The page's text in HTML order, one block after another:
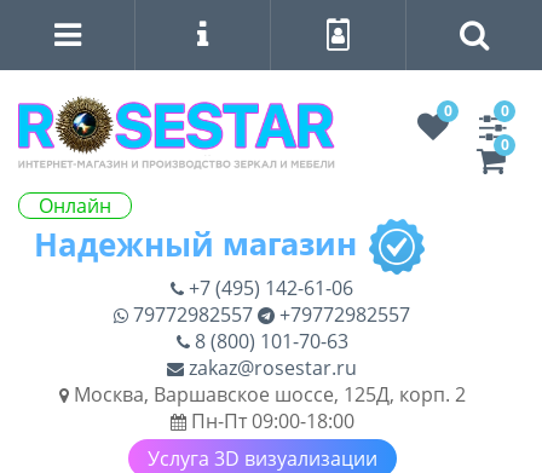
Онлайн
0
0
0
+7 (495) 142-61-06
79772982557
+79772982557
8 (800) 101-70-63
zakaz@rosestar.ru
Москва, Варшавское шоссе, 125Д, корп. 2
Пн-Пт 09:00-18:00
Услуга 3D визуализации